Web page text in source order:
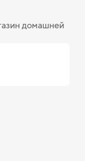
домашней